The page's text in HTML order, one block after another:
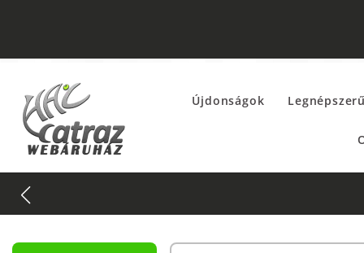
Újdonságok